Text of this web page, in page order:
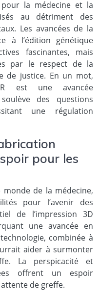
pour la médecine et la
au détriment des
Les avancées de la
à l’édition génétique
fascinantes, mais
par le respect de la
de justice. En un mot,
est une avancée
des questions
une régulation
pour les
de la médecine,
pour l’avenir des
de l’impression 3D
une avancée en
combinée à
aider à surmonter
La perspicacité et
offrent un espoir
de greffe.